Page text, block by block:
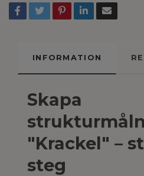
INFORMATION
Skapa
"Krackel" –
steg